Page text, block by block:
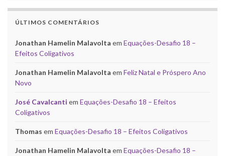
ÚLTIMOS COMENTÁRIOS
Jonathan Hamelin Malavolta em Equações-Desafio 18 –
Efeitos Coligativos
Jonathan Hamelin Malavolta em Feliz Natal e Próspero Ano
Novo
José Cavalcanti em Equações-Desafio 18 – Efeitos
Coligativos
Thomas em Equações-Desafio 18 – Efeitos Coligativos
Jonathan Hamelin Malavolta em Equações-Desafio 18 –